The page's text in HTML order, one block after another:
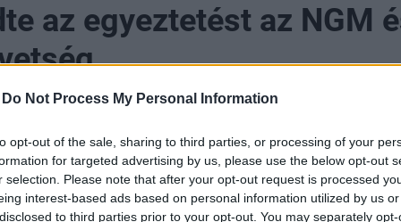
Do Not Process My Personal Information
opt-out of the sale, sharing to third parties, or processing of your
for targeted advertising by us, please use the below opt-out
selection. Please note that after your opt-out request is processed
interest-based ads based on personal information utilized by us
to third parties prior to your opt-out. You may separately
az egyeztetést az NGM
Minisztérium és a Magyar Bankszövetség
ma a felek. Az egyeztetéseket vezetői és